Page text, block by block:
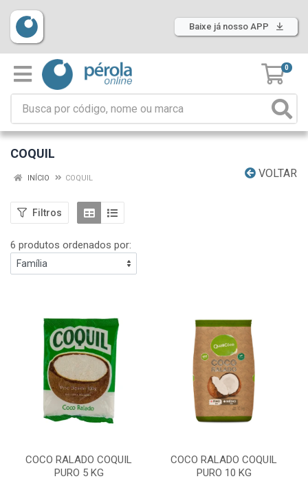
Baixe já nosso APP
0
COQUIL
VOLTAR
INÍCIO COQUIL
Filtros
6 produtos ordenados por:
COCO RALADO COQUIL
PURO 5 KG
COCO RALADO COQUIL
PURO 10 KG